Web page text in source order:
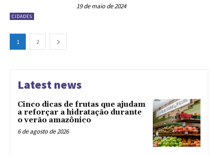
CIDADES
19 de maio de 2024
1 2
Latest news
Cinco dicas de frutas que ajudam
a reforçar a hidratação durante
o verão amazônico
6 de agosto de 2026